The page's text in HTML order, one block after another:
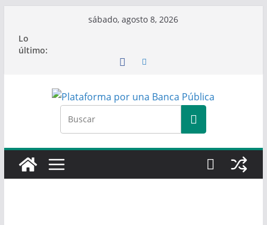
contenido
sábado, agosto 8, 2026
Lo
último: